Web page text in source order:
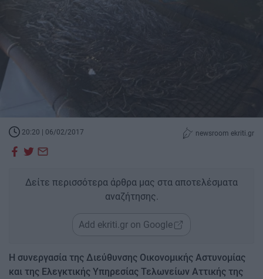
20:20 | 06/02/2017 newsroom ekriti.gr
Δείτε περισσότερα άρθρα μας στα αποτελέσματα
αναζήτησης.
Add ekriti.gr on Google
Η συνεργασία της Διεύθυνσης Οικονομικής Αστυνομίας
και της Ελεγκτικής Υπηρεσίας Τελωνείων Αττικής της